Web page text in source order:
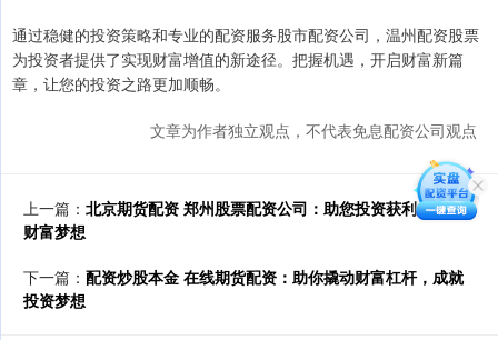
通过稳健的投资策略和专业的配资服务股市配资公司，温州配资股票
为投资者提供了实现财富增值的新途径。把握机遇，开启财富新篇
章，让您的投资之路更加顺畅。
文章为作者独立观点，不代表免息配资公司观点
上一篇： 北京期货配资 郑州股票配资公司：助您投资获利，成就
财富梦想
下一篇： 配资炒股本金 在线期货配资：助你撬动财富杠杆，成就
投资梦想